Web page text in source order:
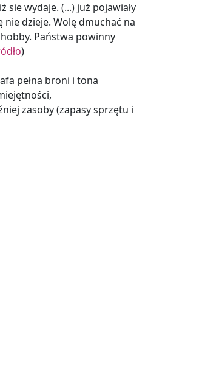
wydaje. (...) już pojawiały
dzieje. Wolę dmuchać na
Państwa powinny
)
pełna broni i tona
zasoby (zapasy sprzętu i